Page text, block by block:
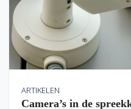
ARTIKELEN
Camera’s in de